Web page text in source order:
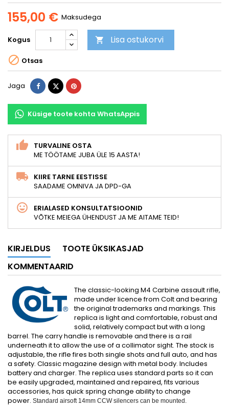
155,00 € Maksudega
Kogus  Lisa ostukorvi
 Otsas
Jaga Jaga TweetPinterest
Küsige toote kohta WhatsAppis
TURVALINE OSTA
ME TÖÖTAME JUBA ÜLE 15 AASTA!
KIIRE TARNE EESTISSE
SAADAME OMNIVA JA DPD-GA
ERIALASED KONSULTATSIOONID
VÕTKE MEIEGA ÜHENDUST JA ME AITAME TEID!
KIRJELDUS
TOOTE ÜKSIKASJAD
KOMMENTAARID
The classic-looking M4 Carbine assault rifle,
made under licence from Colt and bearing
the original trademarks and markings. This
replica is light and comfortable, robust and
solid, relatively compact but with a long
barrel. The carry handle is removable and there is a rail
underneath it to allow the use of a collimator sight. The stock is
adjustable, the rifle fires both single shots and full auto, and has
a safety. Classic magazine design with metal body. Includes
battery and charger. The replica uses standard parts so it can
be easily upgraded, maintained and repaired, fits various
accessories, has quick spring change ability to change
power. Standard airsoft 14mm CCW silencers can be mounted.